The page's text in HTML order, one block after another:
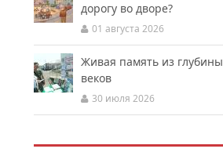
дорогу во дворе?
01 августа 2026
Живая память из глубины
веков
30 июля 2026